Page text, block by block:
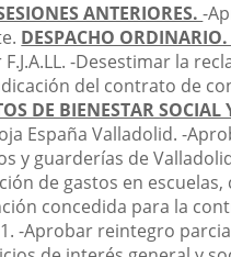
ANTERIORES.-
DESPACHO
-Desestimar la
del contrato de
DE BIENESTAR
España Valladolid.-
y guarderías de
de gastos en
concedida para la
-Aprobar reintegro